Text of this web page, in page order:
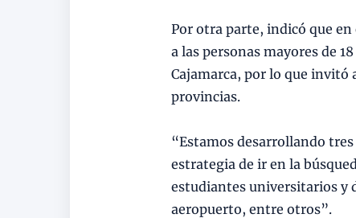
Por otra parte, indicó que
a las personas mayores de
Cajamarca, por lo que invitó
provincias.
“Estamos desarrollando
estrategia de ir en la
estudiantes universitarios y
aeropuerto, entre otros”.